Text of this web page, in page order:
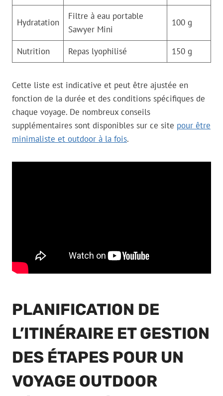
Hydratation
Filtre à eau portable
Sawyer Mini
100 g
Nutrition Repas lyophilisé 150 g
Cette liste est indicative et peut être ajustée en
fonction de la durée et des conditions spécifiques de
chaque voyage. De nombreux conseils
supplémentaires sont disponibles sur ce site pour être
minimaliste et outdoor à la fois.
PLANIFICATION DE
L’ITINÉRAIRE ET GESTION
DES ÉTAPES POUR UN
VOYAGE OUTDOOR